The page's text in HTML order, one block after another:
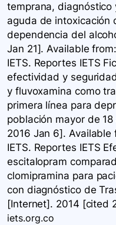
temprana,
aguda de intoxicación
dependencia del
Jan 21]. Available
IETS. Reportes IETS
efectividad y
y fluvoxamina como
primera línea para
población mayor de
2016 Jan 6]. Available
IETS. Reportes IETS
escitalopram
clomipramina para
con diagnóstico de
[Internet]. 2014 [cited
iets.org.co